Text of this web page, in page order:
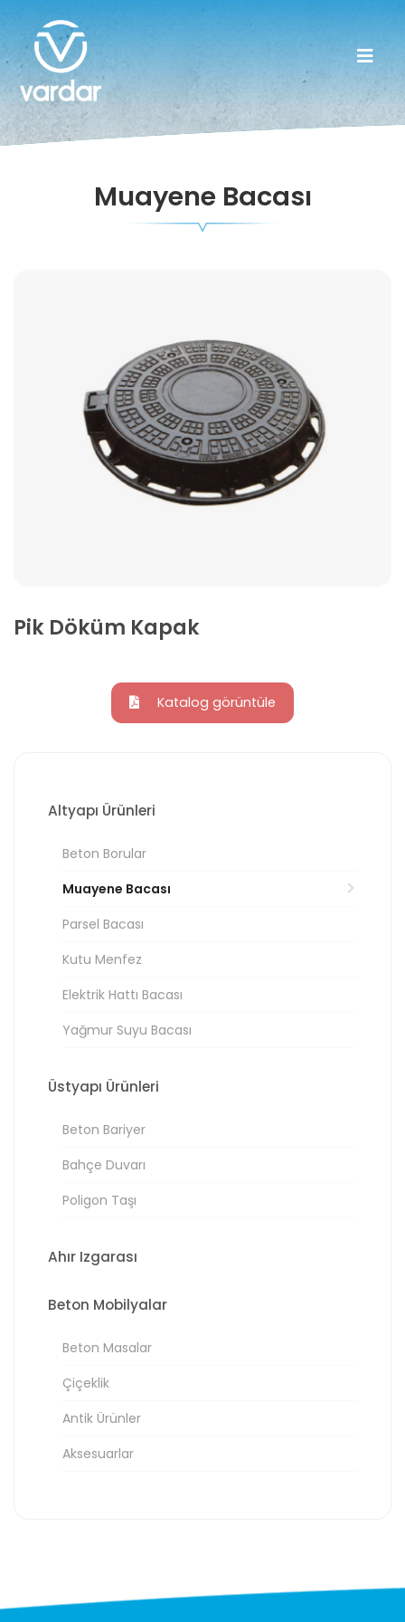
Muayene Bacası
Altyapı Ürünleri
Beton Borular
Muayene Bacası
Parsel Bacası
Kutu Menfez
Elektrik Hattı Bacası
Yağmur Suyu Bacası
Üstyapı Ürünleri
Beton Bariyer
Bahçe Duvarı
Poligon Taşı
Ahır Izgarası
Beton Mobilyalar
Beton Masalar
Çiçeklik
Antik Ürünler
Aksesuarlar
Pik Döküm Kapak
Katalog görüntüle